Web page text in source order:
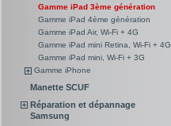
Gamme iPad 3ème génération
Gamme iPad 4ème génération
Gamme iPad Air, Wi-Fi + 4G
Gamme iPad mini Retina, Wi-Fi + 4G
Gamme iPad mini, Wi-Fi + 3G
Gamme iPhone
Manette SCUF
Réparation et dépannage
Samsung